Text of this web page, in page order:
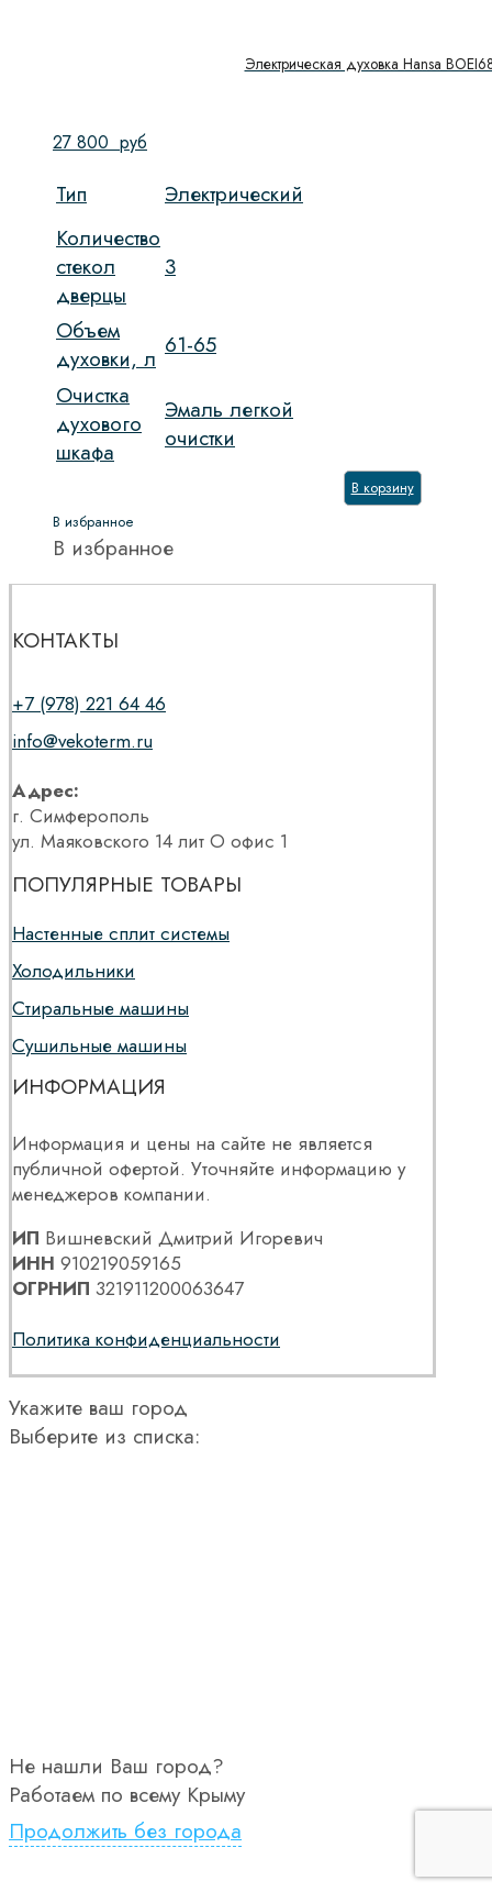
Электрическая духовка Hansa
27 800 руб
Тип
Электрический
Количество
стекол
дверцы
3
Объем
духовки, л 61-65
Очистка
духового
шкафа
Эмаль легкой
очистки
В корзину
В избранное
В избранное
КОНТАКТЫ
+7 (978) 221 64 46
info@vekoterm.ru
Адрес:
г. Симферополь
ул. Маяковского 14 лит О офис 1
ПОПУЛЯРНЫЕ ТОВАРЫ
Настенные сплит системы
Холодильники
Стиральные машины
Сушильные машины
ИНФОРМАЦИЯ
Информация и цены на сайте не является
публичной офертой. Уточняйте информацию у
менеджеров компании.
ИП Вишневский Дмитрий Игоревич
ИНН 910219059165
ОГРНИП 321911200063647
Политика конфиденциальности
Укажите ваш город
Выберите из списка:
Не нашли Ваш город?
Работаем по всему Крыму
Продолжить без города